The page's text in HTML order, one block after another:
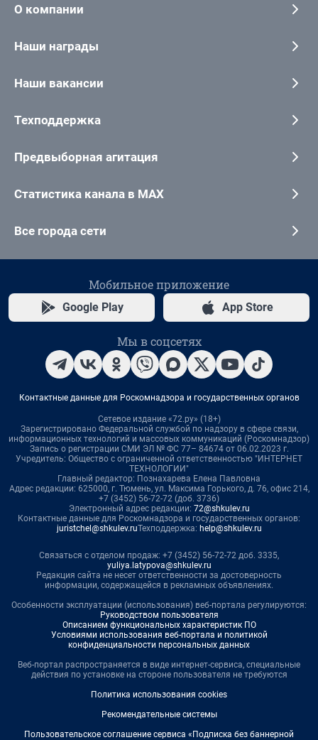
О компании
Наши награды
Наши вакансии
Техподдержка
Предвыборная агитация
Статистика канала в MAX
Все города сети
Мобильное приложение
Google Play App Store
Мы в соцсетях
Контактные данные для Роскомнадзора и государственных органов
Сетевое издание «72.ру» (18+)
Зарегистрировано Федеральной службой по надзору в сфере связи,
информационных технологий и массовых коммуникаций (Роскомнадзор)
Запись о регистрации СМИ ЭЛ № ФС 77– 84674 от 06.02.2023 г.
Учредитель: Общество с ограниченной ответственностью "ИНТЕРНЕТ
ТЕХНОЛОГИИ"
Главный редактор: Познахарева Елена Павловна
Адрес редакции: 625000, г. Тюмень, ул. Максима Горького, д. 76, офис 214,
+7 (3452) 56-72-72 (доб. 3736)
Электронный адрес редакции: 72@shkulev.ru
Контактные данные для Роскомнадзора и государственных органов:
juristchel@shkulev.ruТехподдержка: help@shkulev.ru
Связаться с отделом продаж: +7 (3452) 56-72-72 доб. 3335,
yuliya.latypova@shkulev.ru
Редакция сайта не несет ответственности за достоверность
информации, содержащейся в рекламных объявлениях.
Особенности эксплуатации (использования) веб-портала регулируются:
Руководством пользователя
Описанием функциональных характеристик ПО
Условиями использования веб-портала и политикой
конфиденциальности персональных данных
Веб-портал распространяется в виде интернет-сервиса, специальные
действия по установке на стороне пользователя не требуются
Политика использования cookies
Рекомендательные системы
Пользовательское соглашение сервиса «Подписка без баннерной